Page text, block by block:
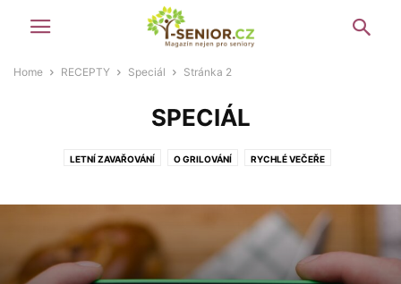
Home RECEPTY Speciál Stránka 2
SPECIÁL
LETNÍ ZAVAŘOVÁNÍ O GRILOVÁNÍ RYCHLÉ VEČEŘE